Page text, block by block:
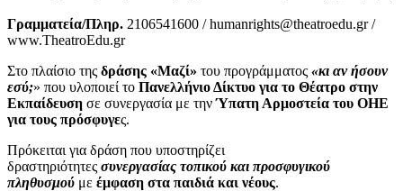
Γραμματεία/Πληρ. 2106541600 / humanrights@theatroedu.gr /
www.TheatroEdu.gr
Στο πλαίσιο της δράσης «Μαζί» του προγράμματος «κι αν ήσουν
εσύ;» που υλοποιεί το Πανελλήνιο Δίκτυο για το Θέατρο στην
Εκπαίδευση σε συνεργασία με τηνΎπατη Αρμοστεία του ΟΗΕ
για τους πρόσφυγες.
Πρόκειται για δράση που υποστηρίζει
δραστηριότητες συνεργασίας τοπικού και προσφυγικού
πληθυσμού με έμφαση στα παιδιά και νέους.